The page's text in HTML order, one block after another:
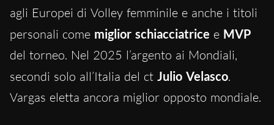
agli Europei di Volley femminile e anche i titoli
personali come miglior schiacciatrice e MVP
del torneo. Nel 2025 l’argento ai Mondiali,
secondi solo all’Italia del ct Julio Velasco.
Vargas eletta ancora miglior opposto mondiale.